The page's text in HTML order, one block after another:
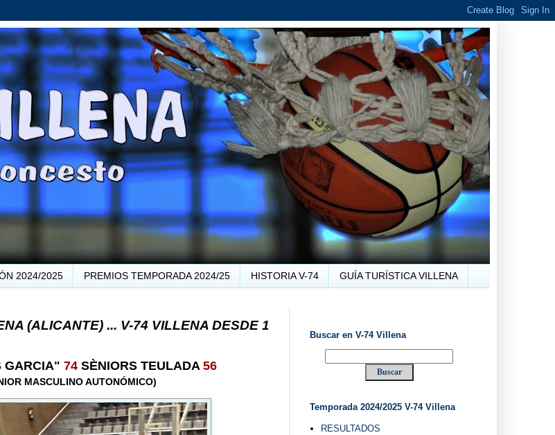
2024/2025 PREMIOS TEMPORADA 2024/25 HISTORIA V-74 GUÍA TURÍSTICA VILLENA
... V-74 VILLENA DESDE 1.974 ... EL "UVE" ...
GARCIA" 74 SÈNIORS TEULADA 56
MASCULINO AUTONÓMICO)
Buscar en V-74 Villena
Temporada 2024/2025 V-74 Villena
RESULTADOS